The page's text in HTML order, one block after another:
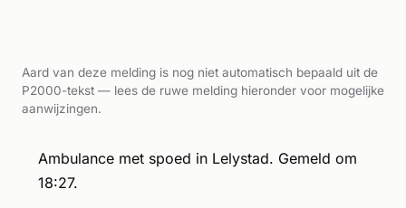
Aard van deze melding is nog niet automatisch bepaald uit de
P2000-tekst — lees de ruwe melding hieronder voor mogelijke
aanwijzingen.
Ambulance met spoed in Lelystad. Gemeld om
18:27.